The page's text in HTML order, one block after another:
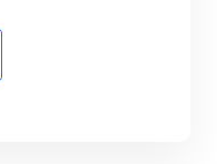
na hodiny
(ZŠ, G,